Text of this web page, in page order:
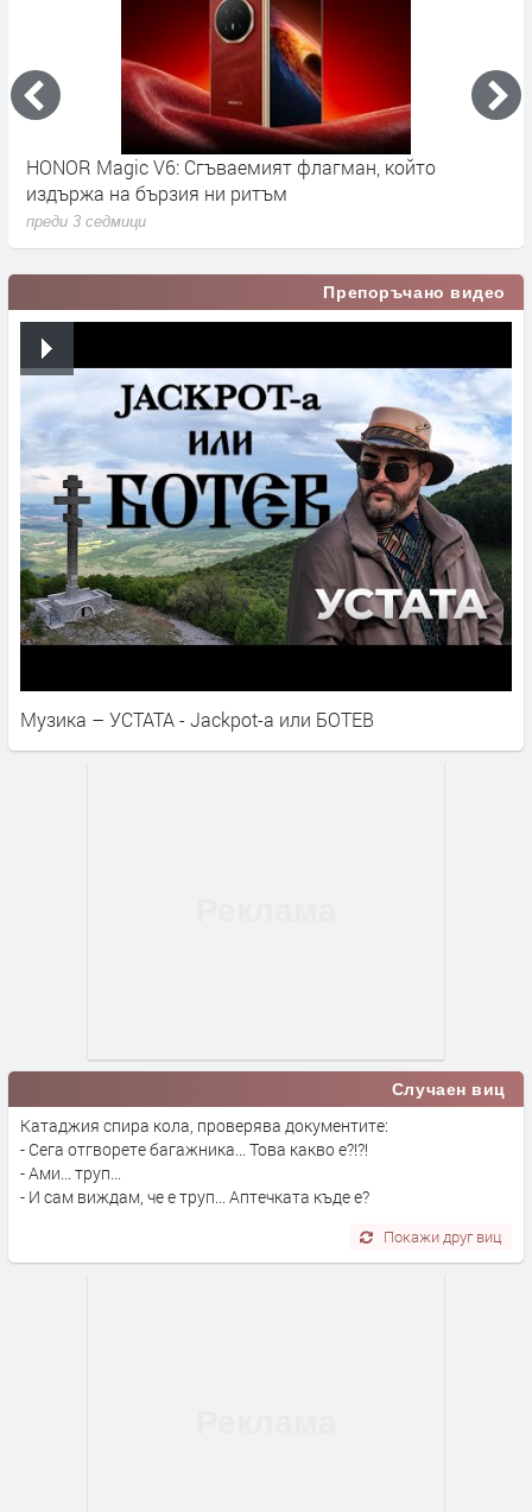
HONOR Magic V6: Сгъваемият флагман, който
издържа на бързия ни ритъм
преди 3 седмици
Препоръчано видео
Музика – УСТАТА - Jackpot-a или БОТЕВ
Случаен виц
Катаджия спира кола, проверява документите:
- Сега отгворете багажника... Това какво е?!?!
- Ами... труп...
- И сам виждам, че е труп... Аптечката къде е?
Покажи друг виц